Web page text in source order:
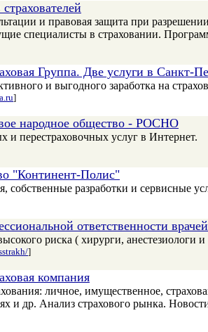
и правовая защита при
специалисты в страховании.
Группа. Две услуги в Санкт-
и выгодного заработка на
]
народное общество - РОСНО
и перестраховочных услуг в Интернет.
"Континент-Полис"
собственные разработки и сервисные
ответственности врачей
риска ( хирурги,
]
компания
личное, имущественное,
и др. Анализ страхового рынка.